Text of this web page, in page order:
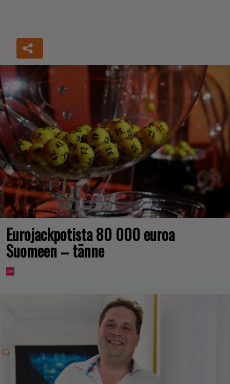
Eurojackpotista 80 000 euroa
Suomeen – tänne